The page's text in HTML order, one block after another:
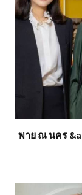
พาย ณ นคร